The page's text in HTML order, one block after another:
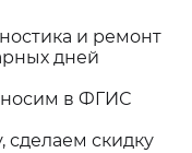
и ремонт
дней
в ФГИС
сделаем скидку